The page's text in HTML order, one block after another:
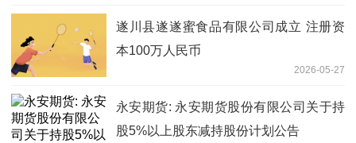
遂川县遂遂蜜食品有限公司成立 注册资
本100万人民币
2026-05-27
永安期货: 永安期货股份有限公司关于持
股5%以上股东减持股份计划公告